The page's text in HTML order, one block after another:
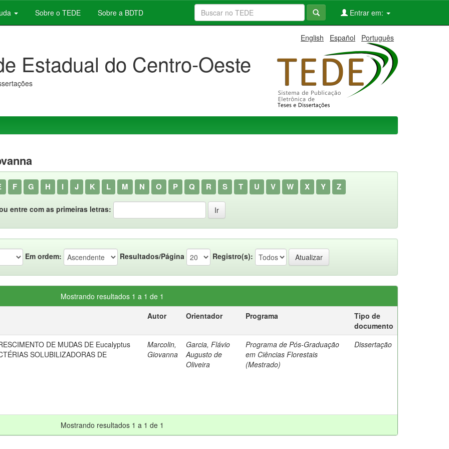
Sobre o TEDE Sobre a BDTD Entrar em:
English Español Português
Estadual do Centro-Oeste
F G H I J K L M N O P Q R S T U V W X Y Z
entre com as primeiras letras:
Em ordem: Resultados/Página Registro(s):
Mostrando resultados 1 a 1 de 1
Autor Orientador Programa
Tipo de
documento
DE MUDAS DE Eucalyptus
SOLUBILIZADORAS DE
Marcolin,
Giovanna
Garcia, Flávio
Augusto de
Oliveira
Programa de Pós-Graduação
em Ciências Florestais
(Mestrado)
Dissertação
Mostrando resultados 1 a 1 de 1